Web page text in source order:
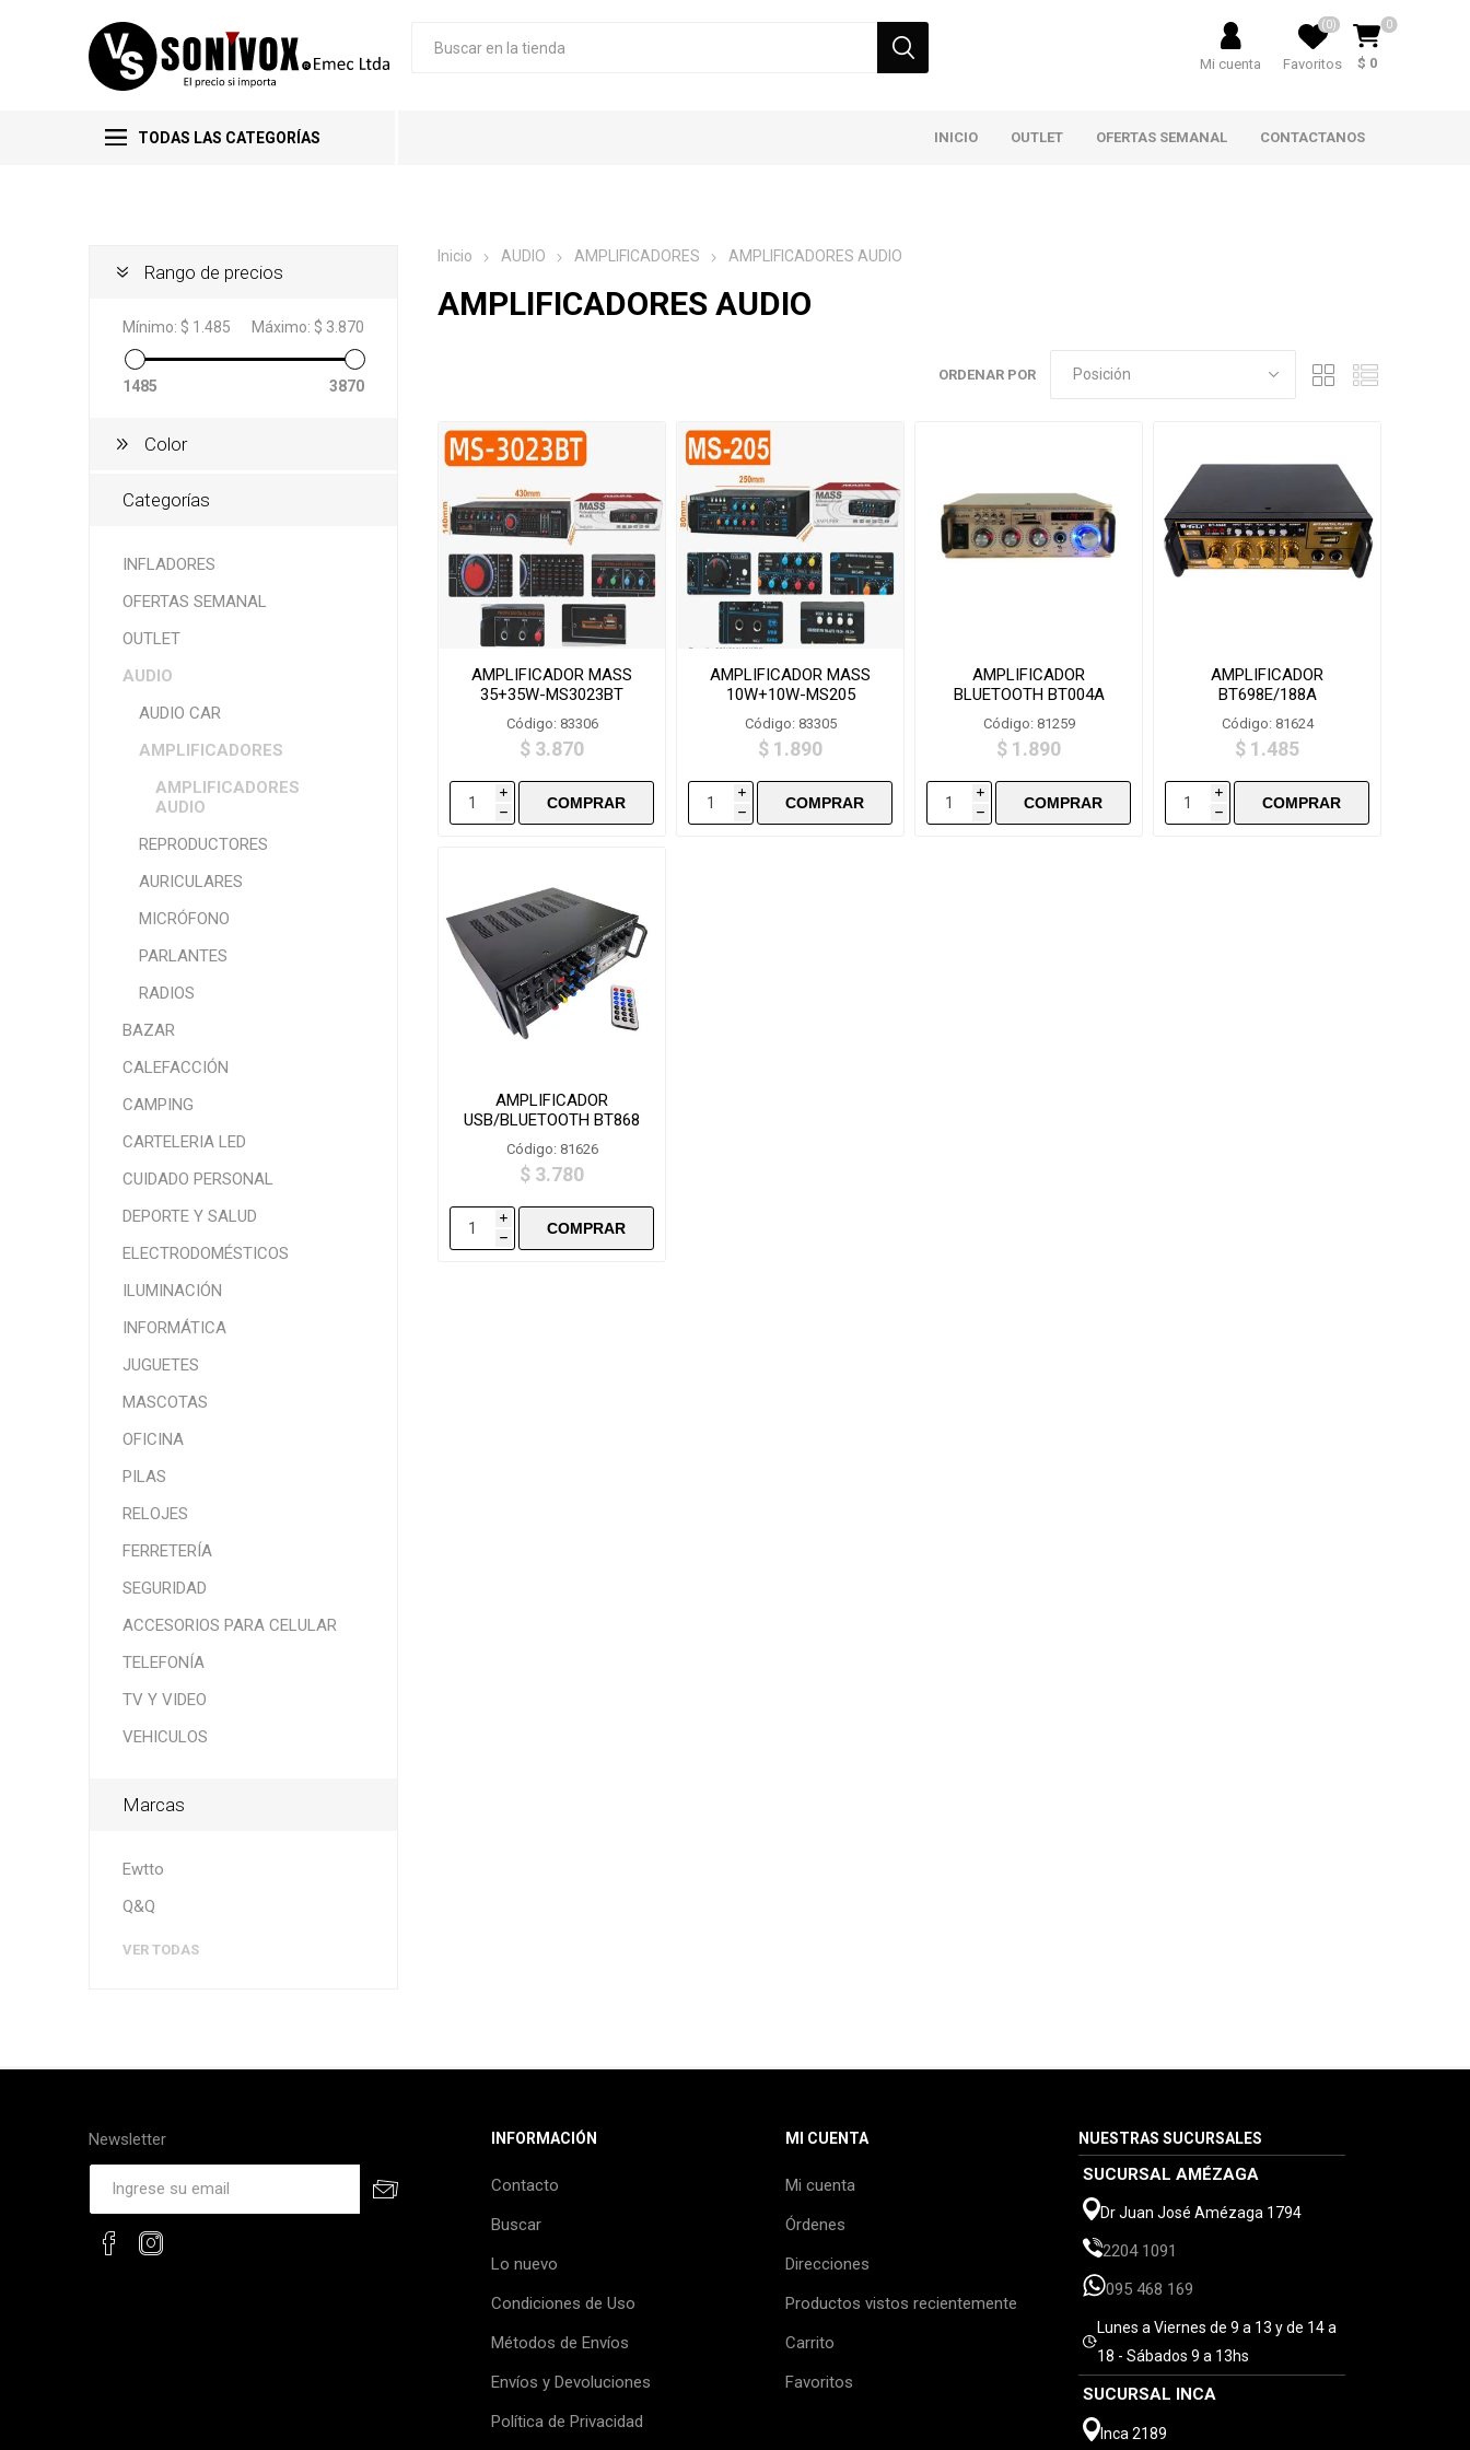
Mi cuenta Favoritos
(0) 0
$ 0
TODAS LAS CATEGORÍAS INICIO OUTLET OFERTAS SEMANAL CONTACTANOS
Inicio AUDIO AMPLIFICADORES AMPLIFICADORES AUDIO
AMPLIFICADORES AUDIO
ORDENAR POR
AMPLIFICADOR MASS
35+35W-MS3023BT
Código: 83306
$ 3.870
i
h
AMPLIFICADOR MASS
10W+10W-MS205
Código: 83305
$ 1.890
i
h
AMPLIFICADOR
BLUETOOTH BT004A
Código: 81259
$ 1.890
i
h
AMPLIFICADOR
BT698E/188A
Código: 81624
$ 1.485
i
h
AMPLIFICADOR
USB/BLUETOOTH BT868
Código: 81626
$ 3.780
i
h
Rango de precios
Mínimo: $ 1.485 Máximo: $ 3.870
1485 3870
Color
Categorías
INFLADORES
OFERTAS SEMANAL
OUTLET
AUDIO
AUDIO CAR
AMPLIFICADORES
AMPLIFICADORES
AUDIO
REPRODUCTORES
AURICULARES
MICRÓFONO
PARLANTES
RADIOS
BAZAR
CALEFACCIÓN
CAMPING
CARTELERIA LED
CUIDADO PERSONAL
DEPORTE Y SALUD
ELECTRODOMÉSTICOS
ILUMINACIÓN
INFORMÁTICA
JUGUETES
MASCOTAS
OFICINA
PILAS
RELOJES
FERRETERÍA
SEGURIDAD
ACCESORIOS PARA CELULAR
TELEFONÍA
TV Y VIDEO
VEHICULOS
Marcas
Ewtto
Q&Q
VER TODAS
Newsletter INFORMACIÓN
Contacto
Buscar
Lo nuevo
Condiciones de Uso
Métodos de Envíos
Envíos y Devoluciones
Política de Privacidad
MI CUENTA
Mi cuenta
Órdenes
Direcciones
Productos vistos recientemente
Carrito
Favoritos
NUESTRAS SUCURSALES
SUCURSAL AMÉZAGA
Dr Juan José Amézaga 1794
2204 1091
095 468 169
Lunes a Viernes de 9 a 13 y de 14 a
18 - Sábados 9 a 13hs
SUCURSAL INCA
Inca 2189